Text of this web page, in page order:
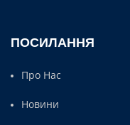
ПОСИЛАННЯ
Про Нас
Новини